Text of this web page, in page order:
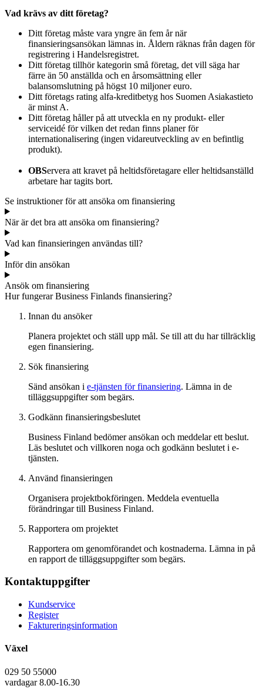
Vad krävs av ditt företag?
Ditt företag måste vara yngre än fem år när
finansieringsansökan lämnas in. Åldern räknas från dagen för
registrering i Handelsregistret.
Ditt företag tillhör kategorin små företag, det vill säga har
färre än 50 anställda och en årsomsättning eller
balansomslutning på högst 10 miljoner euro.
Ditt företags rating alfa-kreditbetyg hos Suomen Asiakastieto
är minst A.
Ditt företag håller på att utveckla en ny produkt- eller
serviceidé för vilken det redan finns planer för
internationalisering (ingen vidareutveckling av en befintlig
produkt).
OBServera att kravet på heltidsföretagare eller heltidsanställd
arbetare har tagits bort.
Se instruktioner för att ansöka om finansiering
När är det bra att ansöka om finansiering?
Vad kan finansieringen användas till?
Inför din ansökan
Ansök om finansiering
Hur fungerar Business Finlands finansiering?
Innan du ansöker
Planera projektet och ställ upp mål. Se till att du har tillräcklig
egen finansiering.
Sök finansiering
Sänd ansökan i e-tjänsten för finansiering. Lämna in de
tilläggsuppgifter som begärs.
Godkänn finansieringsbeslutet
Business Finland bedömer ansökan och meddelar ett beslut.
Läs beslutet och villkoren noga och godkänn beslutet i e-
tjänsten.
Använd finansieringen
Organisera projektbokföringen. Meddela eventuella
förändringar till Business Finland.
Rapportera om projektet
Rapportera om genomförandet och kostnaderna. Lämna in på
en rapport de tilläggsuppgifter som begärs.
Kontaktuppgifter
Kundservice
Register
Faktureringsinformation
Växel
029 50 55000
vardagar 8.00-16.30